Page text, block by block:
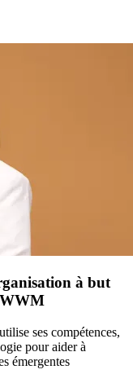
à but
ses compétences,
pour aider à
émergentes